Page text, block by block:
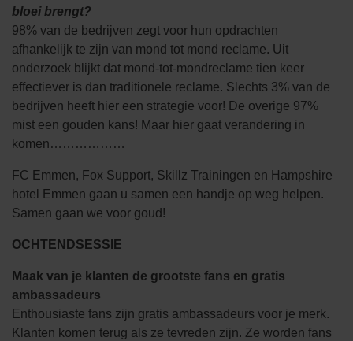
bloei brengt?
98% van de bedrijven zegt voor hun opdrachten
afhankelijk te zijn van mond tot mond reclame. Uit
onderzoek blijkt dat mond-tot-mondreclame tien keer
effectiever is dan traditionele reclame. Slechts 3% van de
bedrijven heeft hier een strategie voor! De overige 97%
mist een gouden kans! Maar hier gaat verandering in
komen………………
FC Emmen, Fox Support, Skillz Trainingen en Hampshire
hotel Emmen gaan u samen een handje op weg helpen.
Samen gaan we voor goud!
OCHTENDSESSIE
Maak van je klanten de grootste fans en gratis
ambassadeurs
Enthousiaste fans zijn gratis ambassadeurs voor je merk.
Klanten komen terug als ze tevreden zijn. Ze worden fans